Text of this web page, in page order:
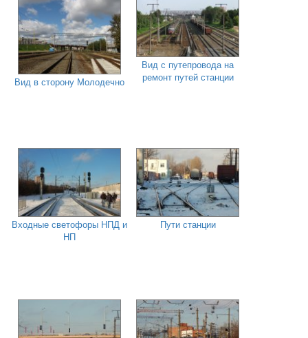
Вид в сторону Молодечно
Вид с путепровода на
ремонт путей станции
Входные светофоры НПД и
НП
Пути станции